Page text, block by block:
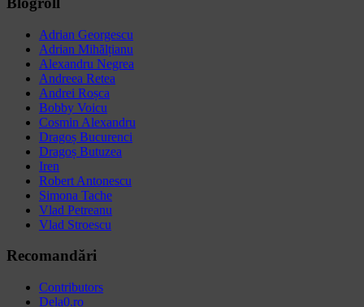
Adrian Georgescu
Adrian Mihălțianu
Alexandru Negrea
Andreea Retea
Andrei Roșca
Bobby Voicu
Cosmin Alexandru
Dragoș Bucurenci
Dragoș Butuzea
Iren
Robert Antonescu
Simona Tache
Vlad Petreanu
Vlad Stroescu
Recomandări
Contributors
Dela0.ro